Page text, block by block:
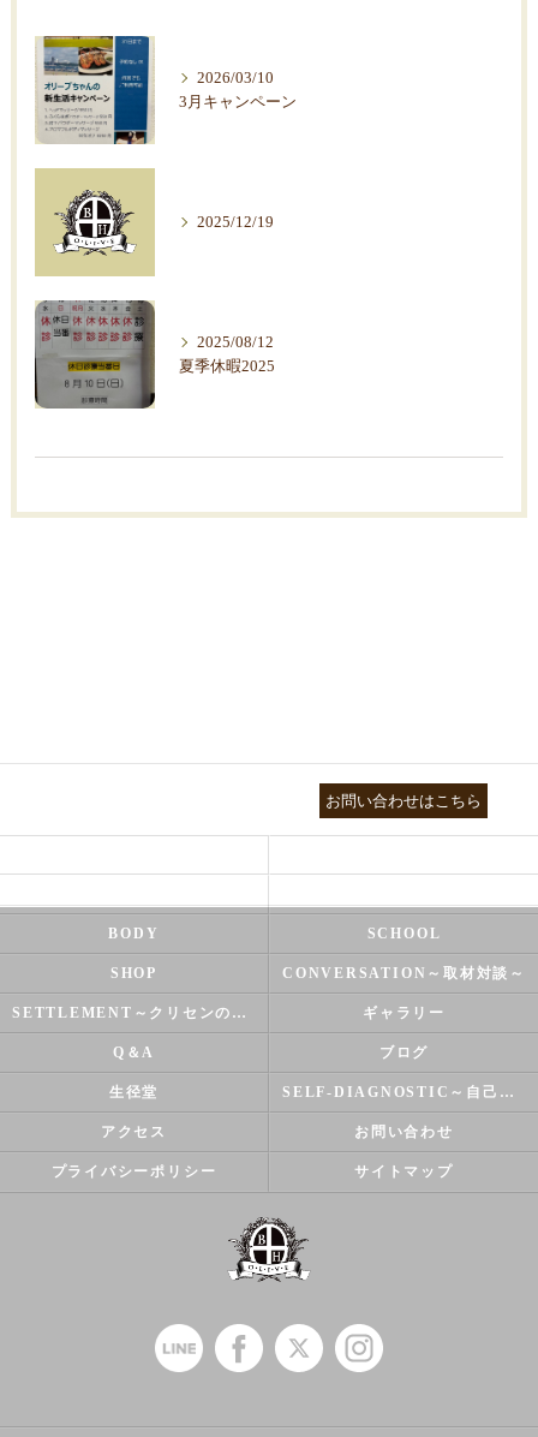
2026/03/10
3月キャンペーン
2025/12/19
2025/08/12
夏季休暇2025
お問い合わせはこちら
BODY SCHOOL
SHOP CONVERSATION～取材対談～
SETTLEMENT～クリセンのズバリ解決シリーズ～ ギャラリー
Q＆A ブログ
生径堂 SELF-DIAGNOSTIC～自己診断～
アクセス お問い合わせ
プライバシーポリシー サイトマップ